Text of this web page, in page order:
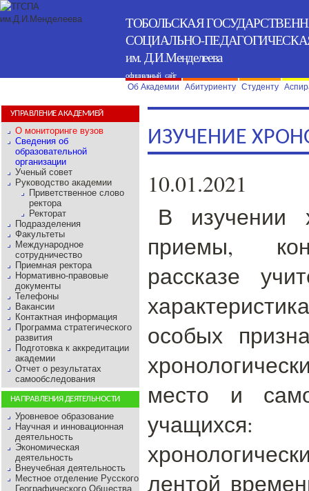
ТОБОЛЬСКАЯ
СОЦИАЛЬНО-
им. Д.И.Менделеева
официальный сайт
Об Академии
Абитуриенту Студенту
УПРАВЛЕНИЕ АКАДЕМИЕЙ
О мониторинге вузов
Сведения об
образовательной
организации
Ученый совет
Руководство академии
Приветственное слово
ректора
Ректорат
Подразделения
Факультеты
Международное
сотрудничество
Приемная ректора
Нормативно-правовые
документы
Телефоны
Вакансии
Контактная информация
Программа стратегического
развития
Подготовка к аккредитации
академии
Отчет о результатах
самообследования
НАПРАВЛЕНИЯ ДЕЯТЕЛЬНОСТИ
Уровневое образование
Научная и инновационная
деятельность
Экономическая
деятельность
Внеучебная деятельность
Местное отделение Русского
Географического Общества
ИЗУЧЕНИЕ
10.01.2021
В изучении
приемы,
рассказе
особых
место и
лентой